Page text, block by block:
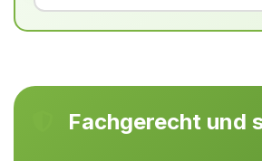
Fachgerecht und